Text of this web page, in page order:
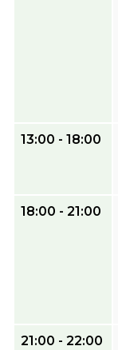
13:00 - 18:00
18:00 - 21:00
21:00 - 22:00